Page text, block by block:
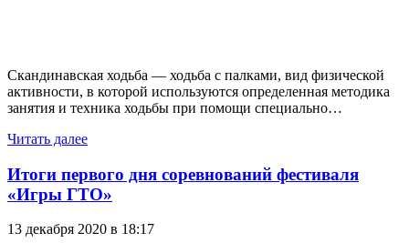
Скандинавская ходьба — ходьба с палками, вид физической
активности, в которой используются определенная методика
занятия и техника ходьбы при помощи специально…
Читать далее
Итоги первого дня соревнований фестиваля
«Игры ГТО»
13 декабря 2020 в 18:17